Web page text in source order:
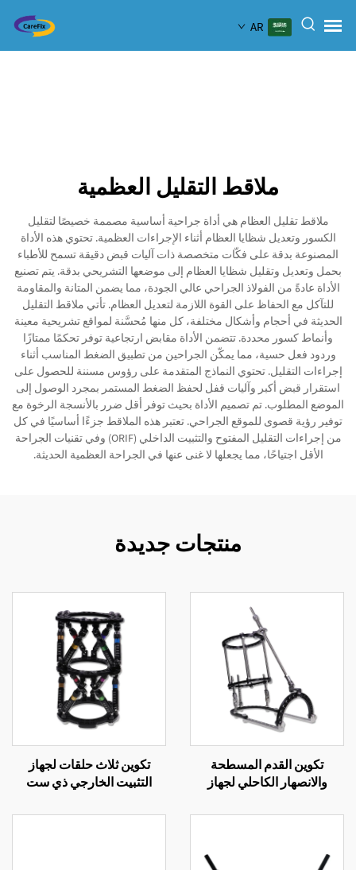
AR
ملاقط التقليل العظمية
ملاقط تقليل العظام هي أداة جراحية أساسية مصممة خصيصًا لتقليل
الكسور وتعديل شظايا العظام أثناء الإجراءات العظمية. تحتوي هذه الأداة
المصنوعة بدقة على فكّات متخصصة ذات آليات قبض دقيقة تسمح للأطباء
بحمل وتعديل وتقليل شظايا العظام إلى موضعها التشريحي بدقة. يتم تصنيع
الأداة عادةً من الفولاذ الجراحي عالي الجودة، مما يضمن المتانة والمقاومة
للتآكل مع الحفاظ على القوة اللازمة لتعديل العظام. تأتي ملاقط التقليل
الحديثة في أحجام وأشكال مختلفة، كل منها مُحسَّنة لمواقع تشريحية معينة
وأنماط كسور محددة. تتضمن الأداة مقابض ارتجاعية توفر تحكمًا ممتازًا
وردود فعل حسية، مما يمكّن الجراحين من تطبيق الضغط المناسب أثناء
إجراءات التقليل. تحتوي النماذج المتقدمة على رؤوس مسننة للحصول على
استقرار قبض أكبر وآليات قفل لحفظ الضغط المستمر بمجرد الوصول إلى
الموضع المطلوب. تم تصميم الأداة بحيث توفر أقل ضرر بالأنسجة الرخوة مع
توفير رؤية قصوى للموقع الجراحي. تعتبر هذه الملاقط جزءًا أساسيًا في كل
من إجراءات التقليل المفتوح والتثبيت الداخلي (ORIF) وفي تقنيات الجراحة
الأقل اجتياحًا، مما يجعلها لا غنى عنها في الجراحة العظمية الحديثة.
منتجات جديدة
تكوين القدم المسطحة
والانصهار الكاحلي لجهاز
تكوين ثلاث حلقات لجهاز
التثبيت الخارجي ذي ست